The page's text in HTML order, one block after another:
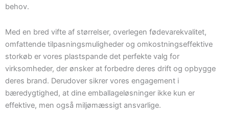
behov.
Med en bred vifte af størrelser, overlegen fødevarekvalitet,
omfattende tilpasningsmuligheder og omkostningseffektive
storkøb er vores plastspande det perfekte valg for
virksomheder, der ønsker at forbedre deres drift og opbygge
deres brand. Derudover sikrer vores engagement i
bæredygtighed, at dine emballageløsninger ikke kun er
effektive, men også miljømæssigt ansvarlige.